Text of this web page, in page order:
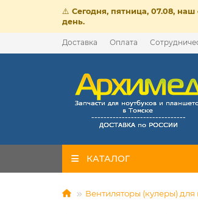
⚠️ Сегодня, пятница, 07.08,
день.
Доставка Оплата
КАТАЛОГ
Вентиляторы (кулеры) для